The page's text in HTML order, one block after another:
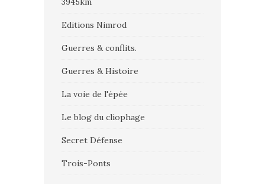
Editions Nimrod
Guerres & conflits.
Guerres & Histoire
La voie de l'épée
Le blog du cliophage
Secret Défense
Trois-Ponts